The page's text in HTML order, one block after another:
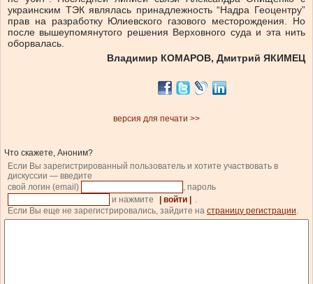
украинским ТЭК являлась принадлежность “Надра Геоцентру”
прав на разработку Юлиевского газового месторождения. Но
после вышеупомянутого решения Верховного суда и эта нить
оборвалась.
Владимир КОМАРОВ, Дмитрий ЯКИМЕЦ
версия для печати >>
Что скажете, Аноним?
Если Вы зарегистрированный пользователь и хотите участвовать в
дискуссии — введите
свой логин (email)
, пароль
и нажмите
| войти |
.
Если Вы еще не зарегистрировались, зайдите на страницу регистрации.